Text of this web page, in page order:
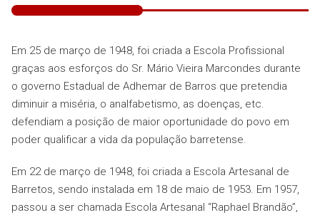
Em 25 de março de 1948, foi criada a Escola Profissional
graças aos esforços do Sr. Mário Vieira Marcondes durante
o governo Estadual de Adhemar de Barros que pretendia
diminuir a miséria, o analfabetismo, as doenças, etc.
defendiam a posição de maior oportunidade do povo em
poder qualificar a vida da população barretense.
Em 22 de março de 1948, foi criada a Escola Artesanal de
Barretos, sendo instalada em 18 de maio de 1953. Em 1957,
passou a ser chamada Escola Artesanal “Raphael Brandão”,